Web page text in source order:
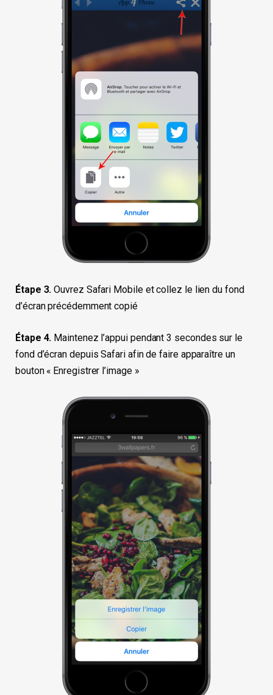
Étape 3. Ouvrez Safari Mobile et collez le lien du fond
d’écran précédemment copié
Étape 4. Maintenez l’appui pendant 3 secondes sur le
fond d’écran depuis Safari afin de faire apparaître un
bouton « Enregistrer l’image »